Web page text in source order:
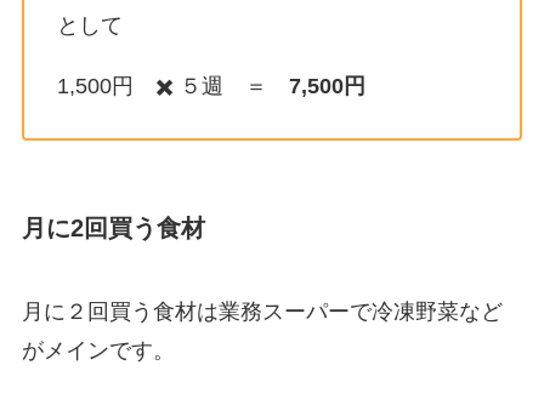
として
1,500円 ✖️ ５週 ＝ 7,500円
月に2回買う食材
月に２回買う食材は業務スーパーで冷凍野菜など
がメインです。